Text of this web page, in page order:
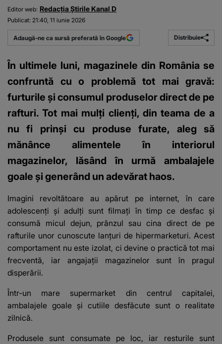
Editor web: Redacția Știrile Kanal D
Publicat: 21:40, 11 iunie 2026
Adaugă-ne ca sursă preferată în Google Distribuie
În ultimele luni, magazinele din România se
confruntă cu o problemă tot mai gravă:
furturile și consumul produselor direct de pe
rafturi. Tot mai mulți clienți, din teama de a
nu fi prinși cu produse furate, aleg să
mănânce alimentele în interiorul
magazinelor, lăsând în urmă ambalajele
goale și generând un adevărat haos.
Imagini revoltătoare au apărut pe internet, în care
adolescenți și adulți sunt filmați în timp ce desfac și
consumă micul dejun, prânzul sau cina direct de pe
rafturile unor cunoscute lanțuri de hipermarketuri. Acest
comportament nu este izolat, ci devine o practică tot mai
frecventă, iar angajații magazinelor sunt în pragul
disperării.
Într-un mare supermarket din centrul capitalei,
ambalajele goale și cutiile desfăcute sunt o realitate
zilnică.
Produsele sunt consumate pe loc, iar resturile sunt